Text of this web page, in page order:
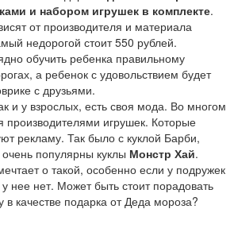
и набором игрушек в комплекте.
от производителя и материала
недорогой стоит 550 рублей.
обучить ребенка правильному
а ребенок с удовольствием будет
с друзьями.
и у взрослых, есть своя мода. Во многом
игрушек. Которые
рекламу. Так было с куклой Барби,
популярны куклы Монстр Хай.
о такой, особенно если у подружек
нее нет. Может быть стоит порадовать
в качестве подарка от Деда мороза?